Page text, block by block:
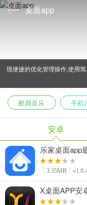
桌面app
桌面软件供用户参考使用,包
现便捷的优化管理操作,使用
酷我音乐 手机
安卓
乐家桌面app
3.35MB
X桌面APP安